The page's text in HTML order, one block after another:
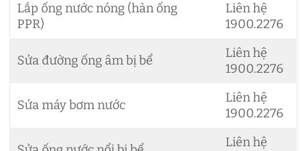
Lắp ống nước nóng (hàn ống
PPR)
Liên hệ
1900.2276
Sửa đường ống âm bị bể
Liên hệ
1900.2276
Sửa máy bơm nước
Liên hệ
1900.2276
Liên hệ